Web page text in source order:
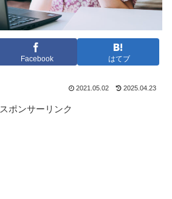
Facebook はてブ
2021.05.02 2025.04.23
スポンサーリンク